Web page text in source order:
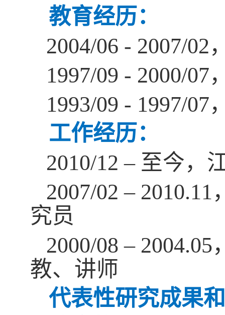
教育经历：
2004/06 - 2007/02
1997/09 - 2000/07
1993/09 - 1997/07
工作经历：
2010/12 – 至今，
2007/02 – 2010.11
究员
2000/08 – 2004.05
教、讲师
代表性研究成果